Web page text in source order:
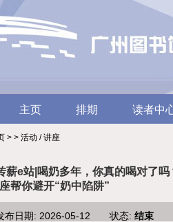
主页 排期 读者中
> > 活动 / 讲座
薪e站|喝奶多年，你真的喝对了吗
帮你避开“奶中陷阱”
布日期: 2026-05-12 状态: 结束